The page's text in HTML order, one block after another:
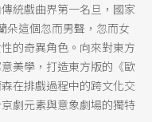
統戲曲界第一名旦，國家
朵這個忽而男聲，忽而女
的奇異角色。向來對東方
美學，打造東方版的《歐
在排戲過程中的跨文化交
劇元素與意象劇場的獨特